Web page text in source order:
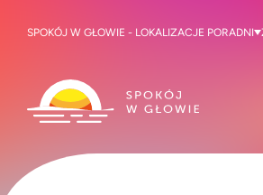
SPOKÓJ W GŁOWIE - LOKALIZACJE PORADNI